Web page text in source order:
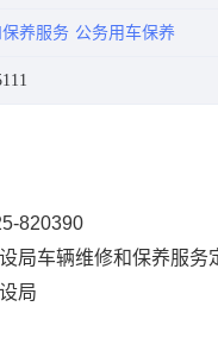
养服务 公务用车保养
820390
局车辆维修和保养服务
局